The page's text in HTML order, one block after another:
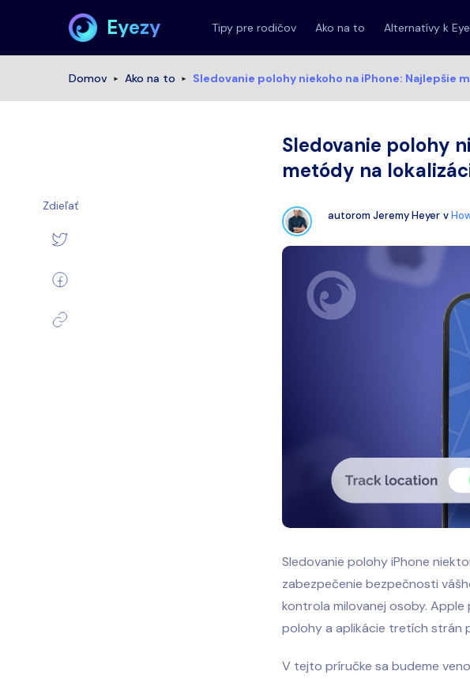
Eyezy Tipy pre rodičov Ako na to Alternatívy k
Domov Ako na to Sledovanie polohy niekoho na iPhone: Najlepšie
Sledovanie polohy
metódy na
autorom Jeremy Heyer v
Sledovanie polohy iPhone
zabezpečenie bezpečnosti
kontrola milovanej osoby.
polohy a aplikácie tretích strán
V tejto príručke sa budeme
Zdieľať